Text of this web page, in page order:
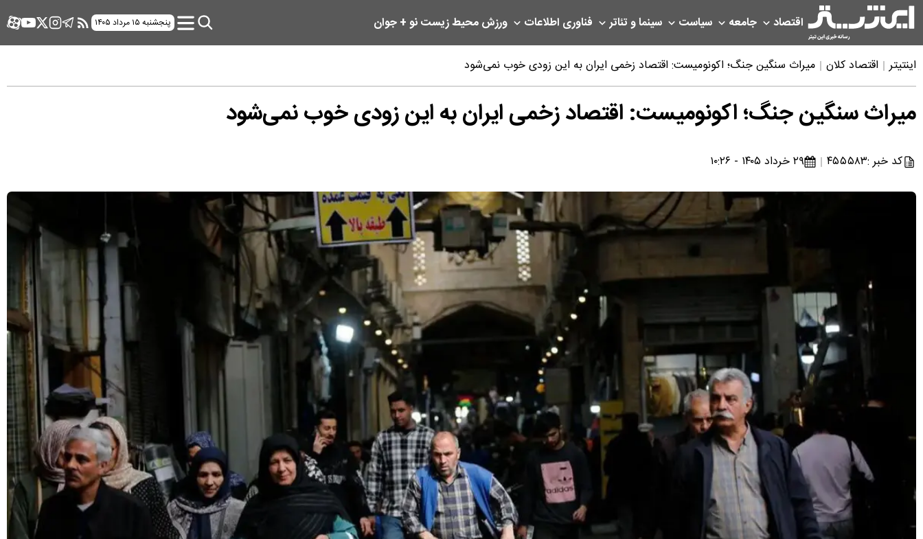
اقتصاد جامعه سیاست سینما و تئاتر فناوری اطلاعات ورزشمحیط زیستنو + جوان پنجشنبه ۱۵ مرداد ۱۴۰۵
اینتیتر اقتصاد کلان میراث سنگین جنگ؛ اکونومیست: اقتصاد زخمی ایران به این زودی خوب نمی‌شود
میراث سنگین جنگ؛ اکونومیست: اقتصاد زخمی ایران به این زودی خوب نمی‌شود
کد خبر :۴۵۵۵۸۳ ۲۹ خرداد ۱۴۰۵ - ۱۰:۲۶